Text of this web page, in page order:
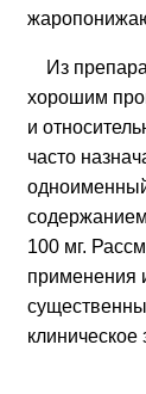
Из
хорошим
и
часто
100 мг.
применения
клиническое